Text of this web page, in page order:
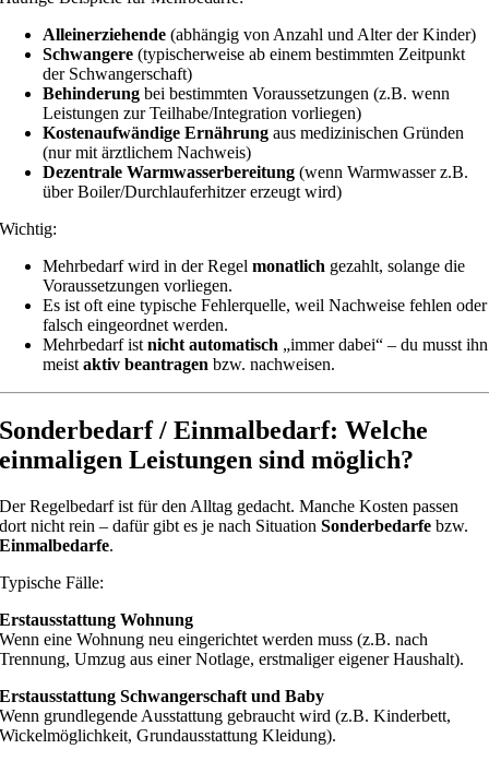
Alleinerziehende (abhängig von Anzahl und Alter der Kinder)
Schwangere (typischerweise ab einem bestimmten Zeitpunkt
der Schwangerschaft)
Behinderung bei bestimmten Voraussetzungen (z.B. wenn
Leistungen zur Teilhabe/Integration vorliegen)
Kostenaufwändige Ernährung aus medizinischen Gründen
(nur mit ärztlichem Nachweis)
Dezentrale Warmwasserbereitung (wenn Warmwasser z.B.
über Boiler/Durchlauferhitzer erzeugt wird)
Wichtig:
Mehrbedarf wird in der Regelmonatlich gezahlt, solange die
Voraussetzungen vorliegen.
Es ist oft eine typische Fehlerquelle, weil Nachweise fehlen oder
falsch eingeordnet werden.
Mehrbedarf istnicht automatisch „immer dabei“ – du musst ihn
meistaktiv beantragen bzw. nachweisen.
Sonderbedarf / Einmalbedarf: Welche
einmaligen Leistungen sind möglich?
Der Regelbedarf ist für den Alltag gedacht. Manche Kosten passen
dort nicht rein – dafür gibt es je nach SituationSonderbedarfe bzw.
Einmalbedarfe.
Typische Fälle:
Erstausstattung Wohnung
Wenn eine Wohnung neu eingerichtet werden muss (z.B. nach
Trennung, Umzug aus einer Notlage, erstmaliger eigener Haushalt).
Erstausstattung Schwangerschaft und Baby
Wenn grundlegende Ausstattung gebraucht wird (z.B. Kinderbett,
Wickelmöglichkeit, Grundausstattung Kleidung).